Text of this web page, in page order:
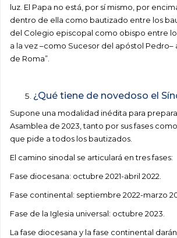
luz. El Papa no está, por sí mismo, por
dentro de ella como bautizado entre los
del Colegio episcopal como obispo entre
a la vez –como Sucesor del apóstol Pedro–
de Roma”.
¿Qué tiene de novedoso el
Supone una modalidad inédita para
Asamblea de 2023, tanto por sus fases
que pide a todos los bautizados.
El camino sinodal se articulará en tres fases:
Fase diocesana: octubre 2021-abril 2022.
Fase continental: septiembre 2022-marzo
Fase de la Iglesia universal: octubre 2023.
La fase diocesana y la fase continental